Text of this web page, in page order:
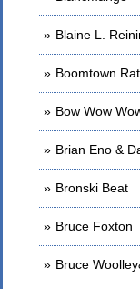
Blaine L.
Boomtown
Bow Wow
Brian Eno &
Bronski Beat
Bruce Foxton
Bruce